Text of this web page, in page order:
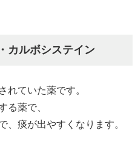
カルボシステイン
れていた薬です。
る薬で、
、痰が出やすくなります。